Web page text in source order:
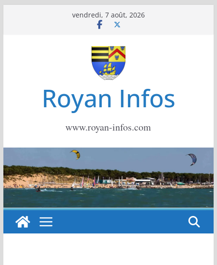
vendredi, 7 août, 2026
Royan Infos
www.royan-infos.com